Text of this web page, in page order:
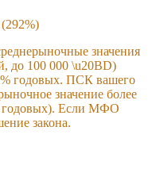
значения
до 100 000 \u20BD)
годовых. ПСК вашего
значение более
годовых). Если МФО
закона.